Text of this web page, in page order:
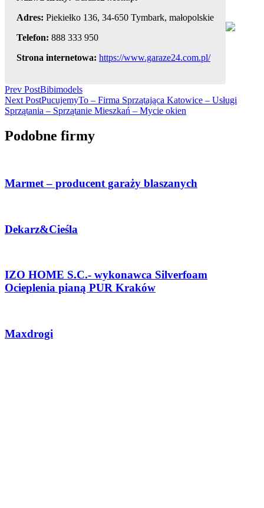
Adres: Piekiełko 136, 34-650 Tymbark, małopolskie
Telefon: 888 333 950
Strona internetowa: https://www.garaze24.com.pl/
Post
Navigation
Prev PostBibimodels
Next PostPucujemyTo – Firma Sprzątająca Katowice – Usługi
Sprzątania – Sprzątanie Mieszkań – Mycie okien
Podobne firmy
Marmet – producent garaży blaszanych
Dekarz&Cieśla
IZO HOME S.C.- wykonawca Silverfoam
Ocieplenia pianą PUR Kraków
Maxdrogi